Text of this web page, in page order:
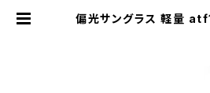
偏光サングラス 軽量
ングラス・帽子